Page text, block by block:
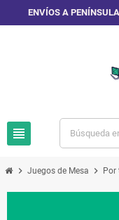
ENVÍOS A
view_headline
chevron_right Juegos de Mesa chevron_right Por